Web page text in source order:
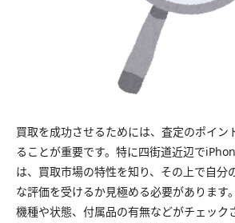
買取を成功させるためには、査定のポイン
ることが重要です。特に四街道近辺で
は、買取市場の特性を知り、その上で自分
な評価を受けるか見極める必要があります
機種や状態、付属品の有無などがチェック